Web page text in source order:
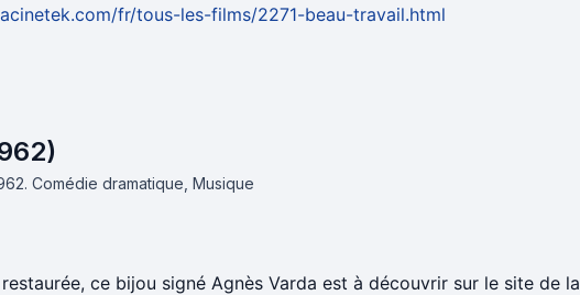
fr/tous-les-films/2271-beau-travail.html
Comédie dramatique, Musique
ce bijou signé Agnès Varda est à découvrir sur le site de la